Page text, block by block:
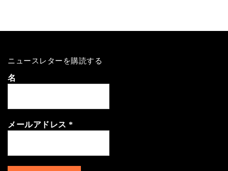
ニュースレターを購読する
名
メールアドレス *